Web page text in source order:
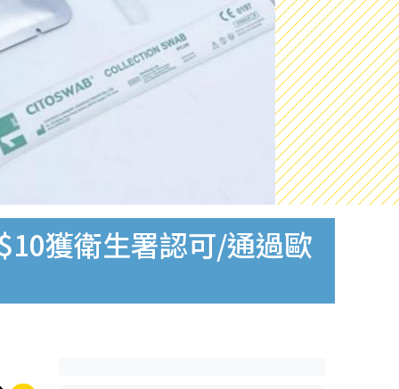
獲衛生署認可/通過歐